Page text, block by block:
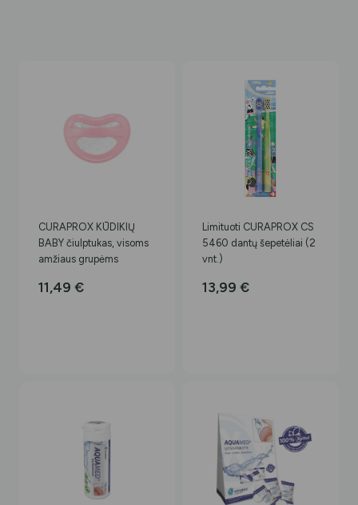
CURAPROX KŪDIKIŲ
BABY čiulptukas, visoms
amžiaus grupėms
11,49€
Limituoti CURAPROX CS
5460 dantų šepetėliai (2
vnt.)
13,99 €